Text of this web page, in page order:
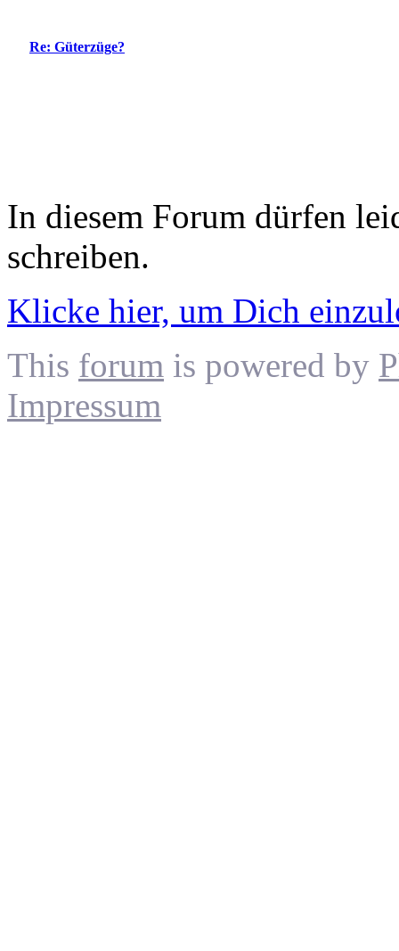
Re: Güterzüge?
In diesem Forum dürfen
schreiben.
Klicke hier, um Dich
This forum is powered by
Impressum